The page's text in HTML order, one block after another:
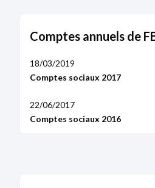
Décision(s) de l'actionnaire
inférieur à la moitié du capital
Décision(s) de l'associé unique
Transfert du siège social 47
75009 Paris
Comptes annuels de
Comptes sociaux 2017
18/03/2019
Comptes sociaux 2016
22/06/2017